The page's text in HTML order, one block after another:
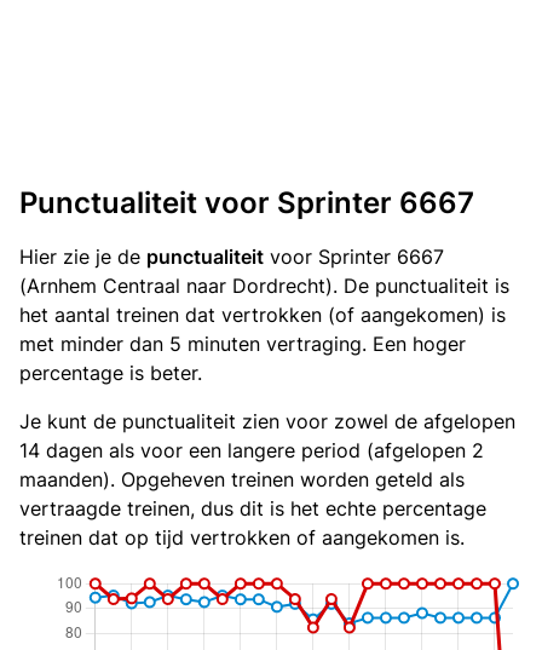
Punctualiteit voor Sprinter 6667
Hier zie je de punctualiteit voor Sprinter 6667
(Arnhem Centraal naar Dordrecht). De punctualiteit is
het aantal treinen dat vertrokken (of aangekomen) is
met minder dan 5 minuten vertraging. Een hoger
percentage is beter.
Je kunt de punctualiteit zien voor zowel de afgelopen
14 dagen als voor een langere period (afgelopen 2
maanden). Opgeheven treinen worden geteld als
vertraagde treinen, dus dit is het echte percentage
treinen dat op tijd vertrokken of aangekomen is.